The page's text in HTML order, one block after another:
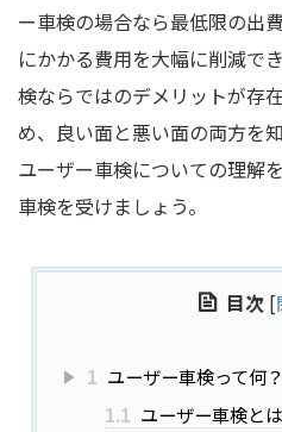
ー車検の場合なら最低限の出
にかかる費用を大幅に削減で
検ならではのデメリットが存
め、良い面と悪い面の両方を
ユーザー車検についての理解
車検を受けましょう。
目次 [
1 ユーザー車検って何？
1.1 ユーザー車検とは